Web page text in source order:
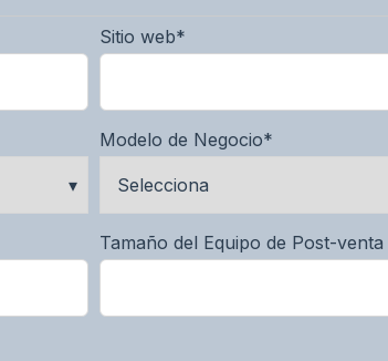
Sitio web*
Modelo de Negocio*
Tamaño del Equipo de Post-venta